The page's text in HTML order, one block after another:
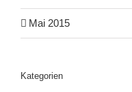
Mai 2015
Kategorien